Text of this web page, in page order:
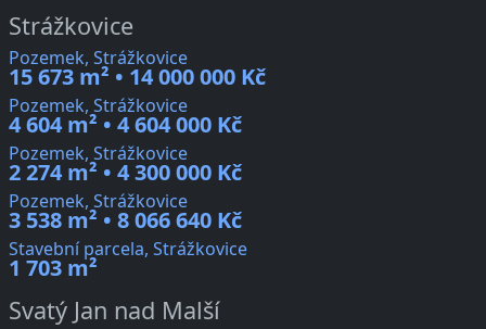
Strážkovice
Pozemek, Strážkovice
15 673 m² • 14 000 000 Kč
Pozemek, Strážkovice
4 604 m² • 4 604 000 Kč
Pozemek, Strážkovice
2 274 m² • 4 300 000 Kč
Pozemek, Strážkovice
3 538 m² • 8 066 640 Kč
Stavební parcela, Strážkovice
1 703 m²
Svatý Jan nad Malší